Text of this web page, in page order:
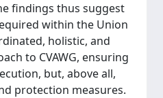
findings thus suggest
within the Union
holistic, and
to CVAWG, ensuring
but, above all,
protection measures.